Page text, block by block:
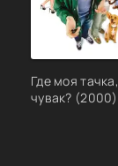
Где моя тачка,
чувак? (2000)